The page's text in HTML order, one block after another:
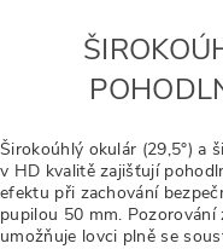
Širokoúhlý okulár (29,5°) a
v HD kvalitě zajišťují
efektu při zachování
pupilou 50 mm. Pozorování
umožňuje lovci plně se